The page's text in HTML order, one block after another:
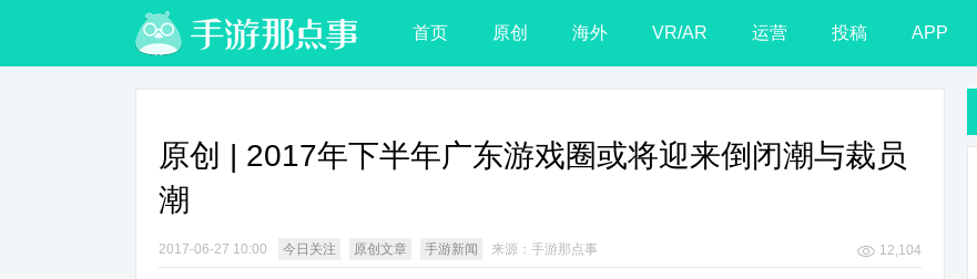
首页 原创 海外 VR/AR 运营 投稿 APP
原创 | 2017年下半年广东游戏圈或将迎来倒闭潮与裁员
潮
2017-06-27 10:00 今日关注 原创文章 手游新闻 来源：手游那点事 12,104